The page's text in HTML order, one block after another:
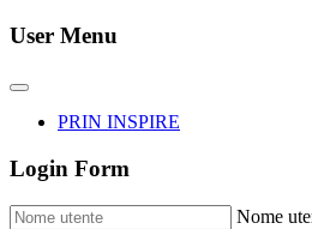
User Menu
PRIN INSPIRE
Login Form
Nome